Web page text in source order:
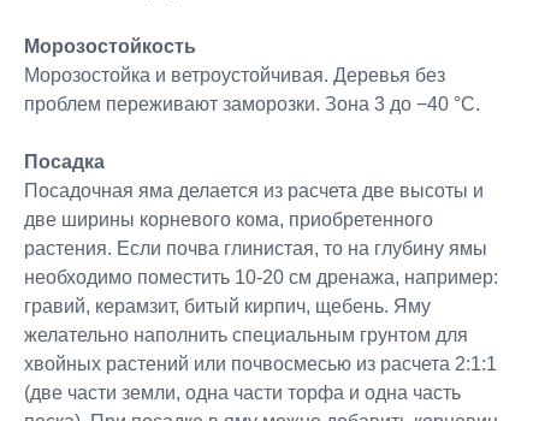
Морозостойкость
Морозостойка и ветроустойчивая. Деревья без
проблем переживают заморозки. Зона 3 до −40 °C.
Посадка
Посадочная яма делается из расчета две высоты и
две ширины корневого кома, приобретенного
растения. Если почва глинистая, то на глубину ямы
необходимо поместить 10-20 см дренажа, например:
гравий, керамзит, битый кирпич, щебень. Яму
желательно наполнить специальным грунтом для
хвойных растений или почвосмесью из расчета 2:1:1
(две части земли, одна части торфа и одна часть